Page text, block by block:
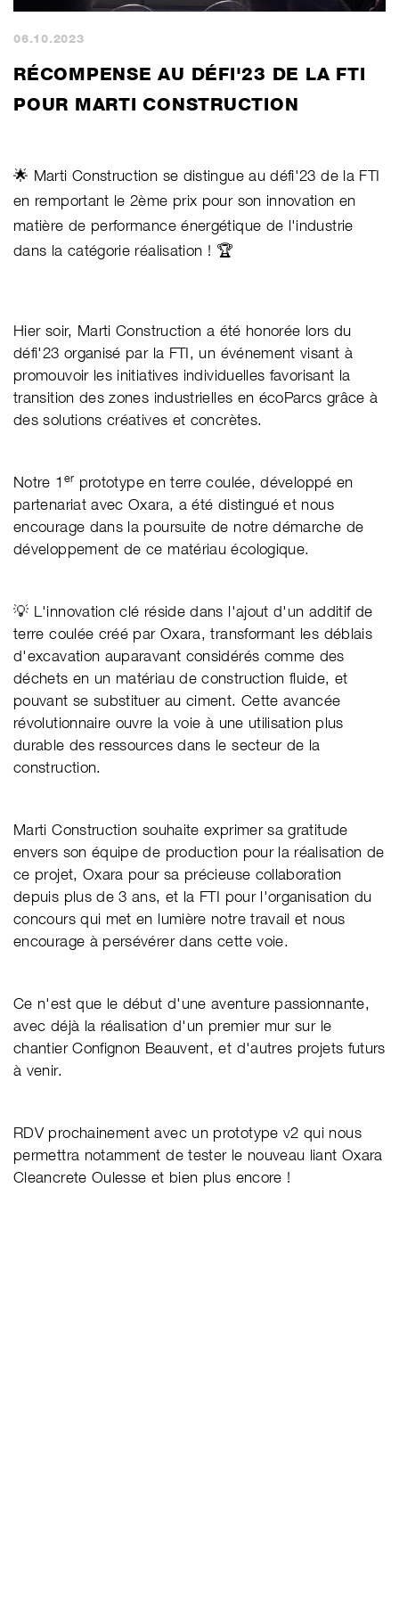
06.10.2023
RÉCOMPENSE AU DÉFI'23 DE LA FTI
POUR MARTI CONSTRUCTION
🌟 Marti Construction se distingue au défi'23 de la FTI
en remportant le 2ème prix pour son innovation en
matière de performance énergétique de l'industrie
dans la catégorie réalisation ! 🏆
Hier soir, Marti Construction a été honorée lors du
défi'23 organisé par la FTI, un événement visant à
promouvoir les initiatives individuelles favorisant la
transition des zones industrielles en écoParcs grâce à
des solutions créatives et concrètes.
Notre 1 er prototype en terre coulée, développé en
partenariat avec Oxara, a été distingué et nous
encourage dans la poursuite de notre démarche de
développement de ce matériau écologique.
💡 L'innovation clé réside dans l'ajout d'un additif de
terre coulée créé par Oxara, transformant les déblais
d'excavation auparavant considérés comme des
déchets en un matériau de construction fluide, et
pouvant se substituer au ciment. Cette avancée
révolutionnaire ouvre la voie à une utilisation plus
durable des ressources dans le secteur de la
construction.
Marti Construction souhaite exprimer sa gratitude
envers son équipe de production pour la réalisation de
ce projet, Oxara pour sa précieuse collaboration
depuis plus de 3 ans, et la FTI pour l'organisation du
concours qui met en lumière notre travail et nous
encourage à persévérer dans cette voie.
Ce n'est que le début d'une aventure passionnante,
avec déjà la réalisation d'un premier mur sur le
chantier Confignon Beauvent, et d'autres projets futurs
à venir.
RDV prochainement avec un prototype v2 qui nous
permettra notamment de tester le nouveau liant Oxara
Cleancrete Oulesse et bien plus encore !